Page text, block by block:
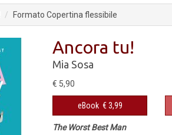
Formato Copertina flessibile
Ancora tu!
Mia Sosa
€ 5,90
eBook € 3,99
The Worst Best Man